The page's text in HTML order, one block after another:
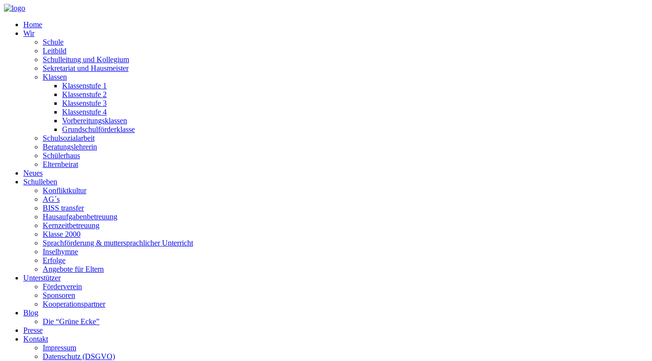
Home
Wir
Schule
Leitbild
Schulleitung und Kollegium
Sekretariat und Hausmeister
Klassen
Klassenstufe 1
Klassenstufe 2
Klassenstufe 3
Klassenstufe 4
Vorbereitungsklassen
Grundschulförderklasse
Schulsozialarbeit
Beratungslehrerin
Schülerhaus
Elternbeirat
Neues
Schulleben
Konfliktkultur
AG´s
BISS transfer
Hausaufgabenbetreuung
Kernzeitbetreuung
Klasse 2000
Sprachförderung & muttersprachlicher Unterricht
Inselhymne
Erfolge
Angebote für Eltern
Unterstützer
Förderverein
Sponsoren
Kooperationspartner
Blog
Die “Grüne Ecke”
Presse
Kontakt
Impressum
Datenschutz (DSGVO)